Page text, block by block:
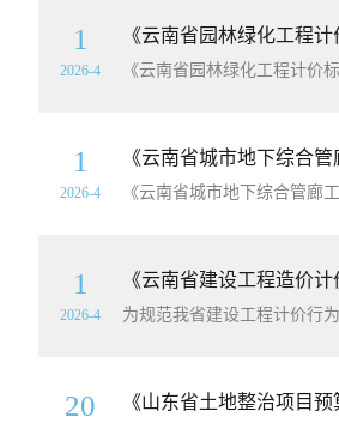
1
2026-4
《云南省园林绿化工程计价标准》（DBJ53/T-60-2020
1
2026-4
《云南省城市地下综合管廊工程计价标准》（DBJ53/T-111-2020）【高清无水
1
2026-4
《云南省建设工程造价计价规则及
20 《山东省土地整治项目预